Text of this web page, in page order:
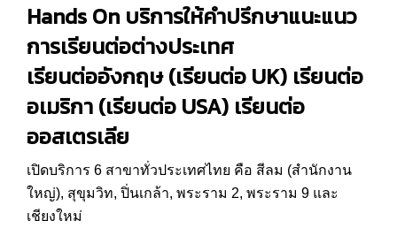
Hands On บริการให้คำปรึกษาแนะแนว
การเรียนต่อต่างประเทศ
เรียนต่ออังกฤษ (เรียนต่อ UK) เรียนต่อ
อเมริกา (เรียนต่อ USA) เรียนต่อ
ออสเตรเลีย
เปิดบริการ 6 สาขาทั่วประเทศไทย คือ สีลม (สำนักงาน
ใหญ่), สุขุมวิท, ปิ่นเกล้า, พระราม 2, พระราม 9 และ
เชียงใหม่